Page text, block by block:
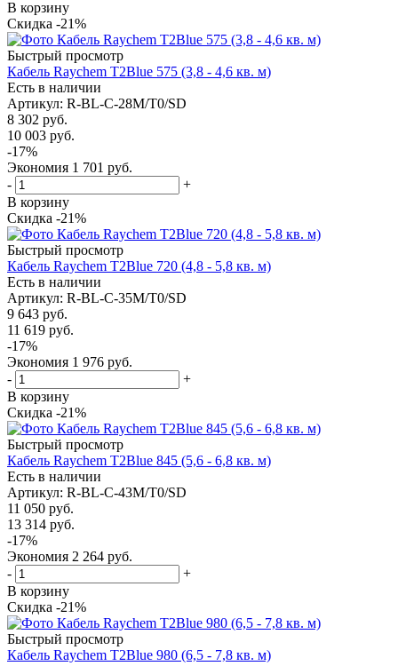
В корзину
Скидка -21%
Быстрый просмотр
Кабель Raychem T2Blue 575 (3,8 - 4,6 кв. м)
Есть в наличии
Артикул: R-BL-C-28M/T0/SD
8 302 руб.
10 003 руб.
-17%
Экономия 1 701 руб.
-
+
В корзину
Скидка -21%
Быстрый просмотр
Кабель Raychem T2Blue 720 (4,8 - 5,8 кв. м)
Есть в наличии
Артикул: R-BL-C-35M/T0/SD
9 643 руб.
11 619 руб.
-17%
Экономия 1 976 руб.
-
+
В корзину
Скидка -21%
Быстрый просмотр
Кабель Raychem T2Blue 845 (5,6 - 6,8 кв. м)
Есть в наличии
Артикул: R-BL-C-43M/T0/SD
11 050 руб.
13 314 руб.
-17%
Экономия 2 264 руб.
-
+
В корзину
Скидка -21%
Быстрый просмотр
Кабель Raychem T2Blue 980 (6,5 - 7,8 кв. м)